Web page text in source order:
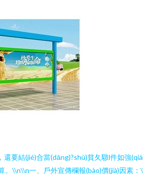
要結(jié)合當(dāng)?shù)貧夂驐l件如強
\\n\\n一、戶外宣傳欄報(bào)價(jià)因素